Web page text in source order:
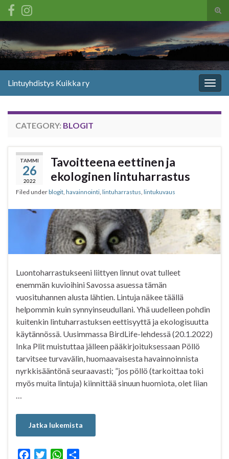
Lintuyhdistys Kuikka ry
CATEGORY: BLOGIT
TAMMI
26
2022
Tavoitteena eettinen ja
ekologinen lintuharrastus
Filed underblogit havainnointi lintuharrastus lintukuvaus
Luontoharrastukseeni liittyen linnut ovat tulleet
enemmän kuvioihini Savossa asuessa tämän
vuosituhannen alusta lähtien. Lintuja näkee täällä
helpommin kuin synnyinseudullani. Yhä uudelleen pohdin
kuitenkin lintuharrastuksen eettisyyttä ja ekologisuutta
käytännössä. Uusimmassa BirdLife-lehdessä (20.1.2022)
Inka Plit muistuttaa jälleen pääkirjoituksessaan Pöllö
tarvitsee turvavälin, huomaavaisesta havainnoinnista
nyrkkisääntönä seuraavasti; ”jos pöllö (tarkoittaa toki
myös muita lintuja) kiinnittää sinuun huomiota, olet liian
…
Jatka lukemista
W